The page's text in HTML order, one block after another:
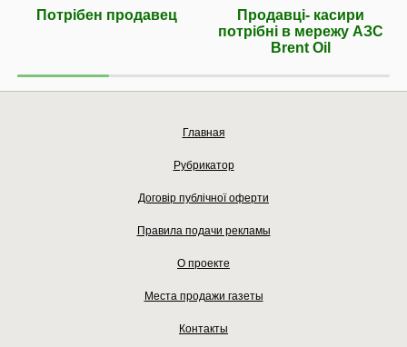
Потрібен продавец
Продавці- касири
потрібні в мережу АЗС
Brent Oil
Главная
Рубрикатор
Договір публічної оферти
Правила подачи рекламы
О проекте
Места продажи газеты
Контакты